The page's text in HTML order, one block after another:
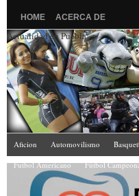
HOME ACERCA DE
Actualidad en Puebla
Aficion Automovilismo
Futbol Americano
Fútbol